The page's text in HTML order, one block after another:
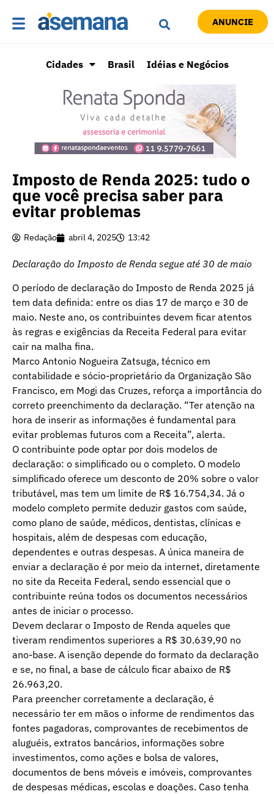
ANUNCIE
Cidades Brasil Idéias e Negócios
Imposto de Renda 2025: tudo o
que você precisa saber para
evitar problemas
Redação abril 4, 2025 13:42
Declaração do Imposto de Renda segue até 30 de maio
O período de declaração do Imposto de Renda 2025 já
tem data definida: entre os dias 17 de março e 30 de
maio. Neste ano, os contribuintes devem ficar atentos
às regras e exigências da Receita Federal para evitar
cair na malha fina.
Marco Antonio Nogueira Zatsuga, técnico em
contabilidade e sócio-proprietário da Organização São
Francisco, em Mogi das Cruzes, reforça a importância do
correto preenchimento da declaração. “Ter atenção na
hora de inserir as informações é fundamental para
evitar problemas futuros com a Receita”, alerta.
O contribuinte pode optar por dois modelos de
declaração: o simplificado ou o completo. O modelo
simplificado oferece um desconto de 20% sobre o valor
tributável, mas tem um limite de R$ 16.754,34. Já o
modelo completo permite deduzir gastos com saúde,
como plano de saúde, médicos, dentistas, clínicas e
hospitais, além de despesas com educação,
dependentes e outras despesas. A única maneira de
enviar a declaração é por meio da internet, diretamente
no site da Receita Federal, sendo essencial que o
contribuinte reúna todos os documentos necessários
antes de iniciar o processo.
Devem declarar o Imposto de Renda aqueles que
tiveram rendimentos superiores a R$ 30.639,90 no
ano-base. A isenção depende do formato da declaração
e se, no final, a base de cálculo ficar abaixo de R$
26.963,20.
Para preencher corretamente a declaração, é
necessário ter em mãos o informe de rendimentos das
fontes pagadoras, comprovantes de recebimentos de
aluguéis, extratos bancários, informações sobre
investimentos, como ações e bolsa de valores,
documentos de bens móveis e imóveis, comprovantes
de despesas médicas, escolas e doações. Caso tenha